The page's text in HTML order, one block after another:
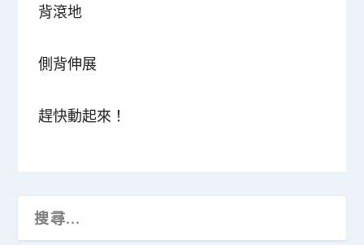
背滾地
側背伸展
趕快動起來！